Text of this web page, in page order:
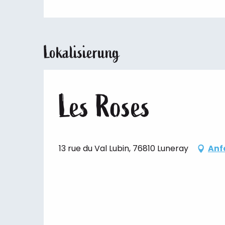
Lokalisierung
Les Roses
13 rue du Val Lubin, 76810 Luneray